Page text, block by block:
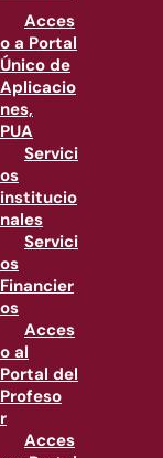
Acces
o a Portal
Único de
Aplicacio
nes,
PUA
Servici
os
institucio
nales
Servici
os
Financier
os
Acces
o al
Portal del
Profeso
r
Acces